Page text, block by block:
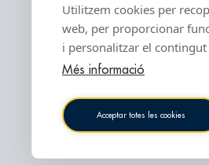
Utilitzem cookies per
web, per proporcionar
i personalitzar el contingut
Més informació
Acceptar totes les cookies